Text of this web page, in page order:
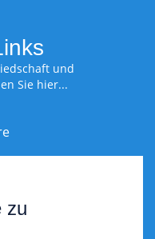
und
Sie hier...